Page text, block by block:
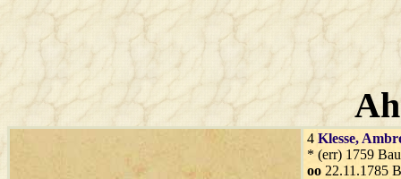
4 Klesse,
* (err) 1759
oo 22.11.1785